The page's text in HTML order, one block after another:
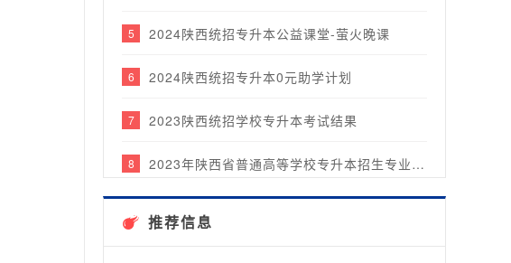
5 2024陕西统招专升本公益课堂-萤火晚课
6 2024陕西统招专升本0元助学计划
7 2023陕西统招学校专升本考试结果
8 2023年陕西省普通高等学校专升本招生专业目录
10 贵思教育2023年度年中表彰大会&团建乐游行圆满完成！
推荐信息